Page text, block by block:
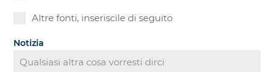
Altre fonti, inseriscile di seguito
Notizia